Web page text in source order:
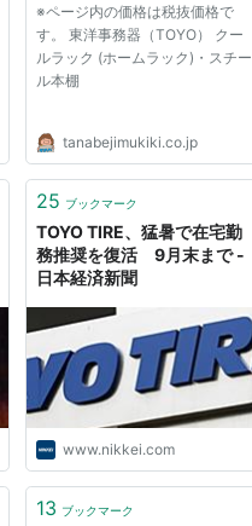
（TOYO） 激安 全国通販
します。 - タナベ事務機器
※ページ内の価格は税抜価格で
す。 東洋事務器（TOYO） クー
ルラック (ホームラック)・スチー
ル本棚
tanabejimukiki.co.jp
25 ブックマーク
TOYO TIRE、猛暑で在宅勤
務推奨を復活 9月末まで -
日本経済新聞
www.nikkei.com
13 ブックマーク